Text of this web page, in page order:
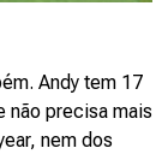
Andy tem 17
não precisa mais
nem dos